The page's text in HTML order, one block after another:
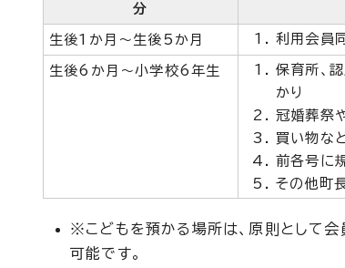
分
生後1か月～生後5か月 利用会員
生後6か月～小学校6年生
保育所、
かり
冠婚葬祭
買い物な
前各号に
その他町
※こどもを預かる場所は、原則として
可能です。